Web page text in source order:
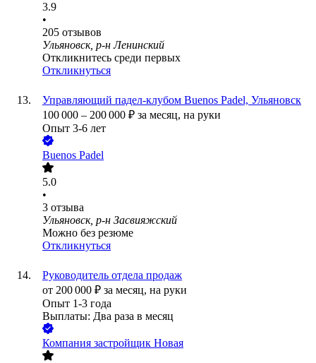
3.9
•
205 отзывов
Ульяновск, р-н Ленинский
Откликнитесь среди первых
Откликнуться
Управляющий падел-клубом Buenos Padel, Ульяновск
100 000 – 200 000 ₽ за месяц, на руки
Опыт 3-6 лет
Buenos Padel
5.0
•
3 отзыва
Ульяновск, р-н Засвияжский
Можно без резюме
Откликнуться
Руководитель отдела продаж
от 200 000 ₽ за месяц, на руки
Опыт 1-3 года
Выплаты: Два раза в месяц
Компания застройщик Новая